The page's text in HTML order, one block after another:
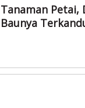
Tanaman Petai,
Baunya